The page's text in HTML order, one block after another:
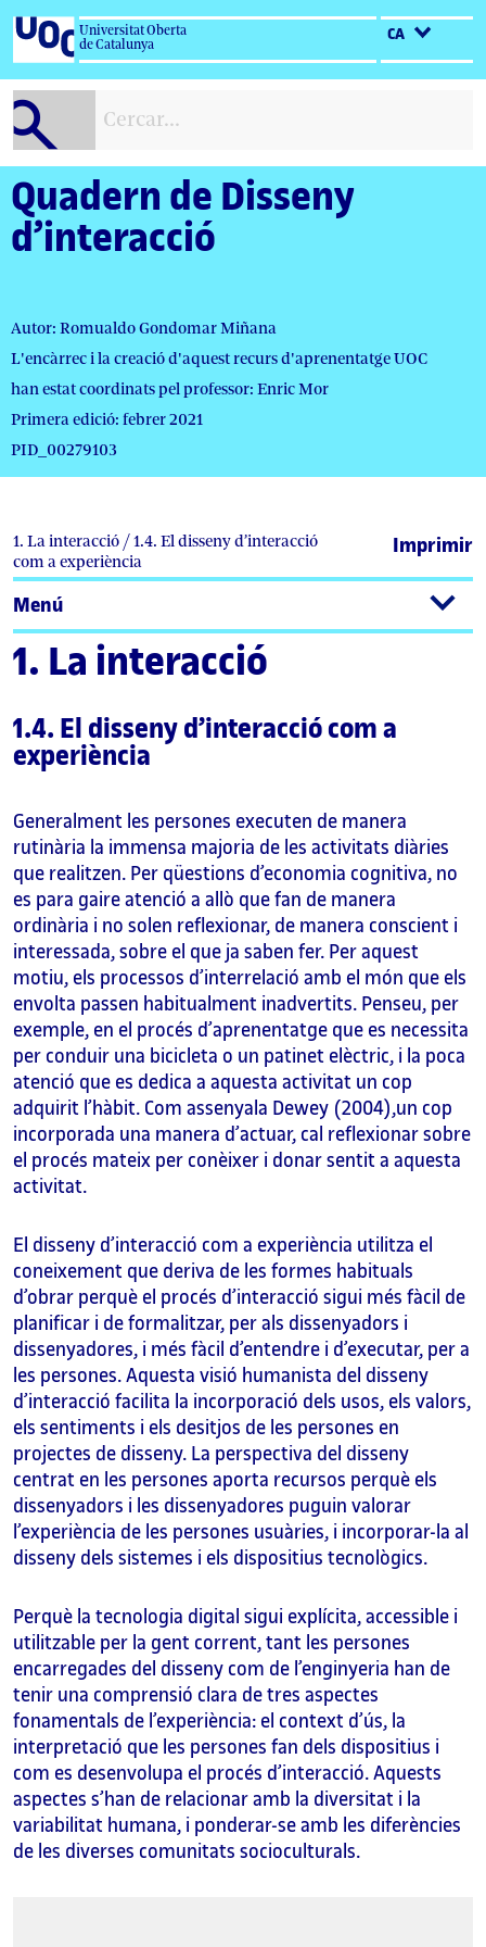
Salta
contingut
Universitat Oberta
de Catalunya
CA
Quadern de Disseny
d’interacció
Autor: Romualdo Gondomar Miñana
L'encàrrec i la creació d'aquest recurs d'aprenentatge UOC
han estat coordinats pel professor: Enric Mor
Primera edició: febrer 2021
PID_00279103
1. La interacció / 1.4. El disseny d’interacció
com a experiència
Imprimir
Menú
1. La interacció
1.4. El disseny d’interacció com a
experiència
Generalment les persones executen de manera
rutinària la immensa majoria de les activitats diàries
que realitzen. Per qüestions d’economia cognitiva, no
es para gaire atenció a allò que fan de manera
ordinària i no solen reflexionar, de manera conscient i
interessada, sobre el que ja saben fer. Per aquest
motiu, els processos d’interrelació amb el món que els
envolta passen habitualment inadvertits. Penseu, per
exemple, en el procés d’aprenentatge que es necessita
per conduir una bicicleta o un patinet elèctric, i la poca
atenció que es dedica a aquesta activitat un cop
adquirit l’hàbit. Com assenyala Dewey (2004),un cop
incorporada una manera d’actuar, cal reflexionar sobre
el procés mateix per conèixer i donar sentit a aquesta
activitat.
El disseny d’interacció com a experiència utilitza el
coneixement que deriva de les formes habituals
d’obrar perquè el procés d’interacció sigui més fàcil de
planificar i de formalitzar, per als dissenyadors i
dissenyadores, i més fàcil d’entendre i d’executar, per a
les persones. Aquesta visió humanista del disseny
d’interacció facilita la incorporació dels usos, els valors,
els sentiments i els desitjos de les persones en
projectes de disseny. La perspectiva del disseny
centrat en les persones aporta recursos perquè els
dissenyadors i les dissenyadores puguin valorar
l’experiència de les persones usuàries, i incorporar-la al
disseny dels sistemes i els dispositius tecnològics.
Perquè la tecnologia digital sigui explícita, accessible i
utilitzable per la gent corrent, tant les persones
encarregades del disseny com de l’enginyeria han de
tenir una comprensió clara de tres aspectes
fonamentals de l’experiència: el context d’ús, la
interpretació que les persones fan dels dispositius i
com es desenvolupa el procés d’interacció. Aquests
aspectes s’han de relacionar amb la diversitat i la
variabilitat humana, i ponderar-se amb les diferències
de les diverses comunitats socioculturals.